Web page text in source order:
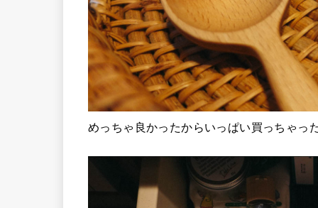
めっちゃ良かったからいっぱい買っちゃっ